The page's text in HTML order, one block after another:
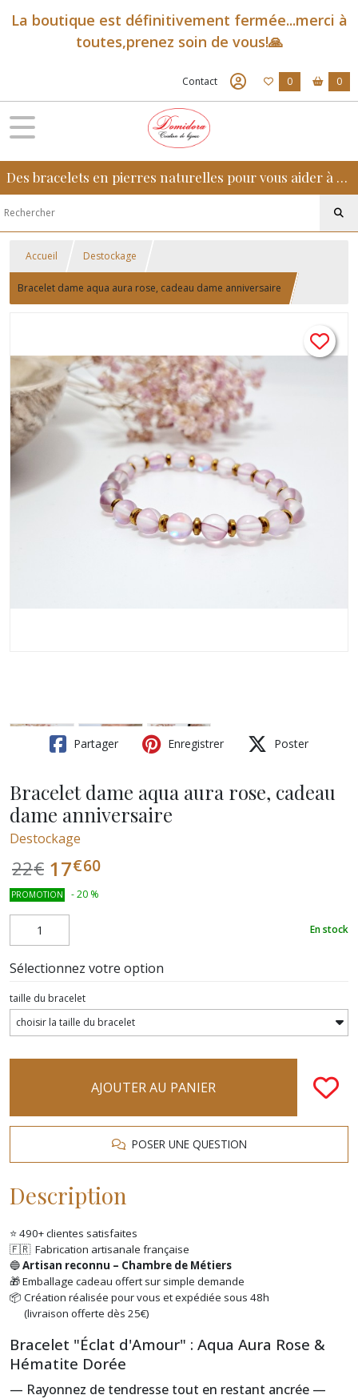
La boutique est définitivement fermée...merci à
toutes,prenez soin de vous!🙏
Contact 0 0
Des bracelets en pierres naturelles pour vous aider à retrouver sérénité, confiance et équilibre au quotidien
Accueil Destockage
Bracelet dame aqua aura rose, cadeau dame anniversaire
Partager Enregistrer Poster
Bracelet dame aqua aura rose, cadeau
dame anniversaire
Destockage
22€ 17€60
PROMOTION -20 %
En stock
Sélectionnez votre option
taille du bracelet
AJOUTER AU PANIER
POSER UNE QUESTION
Description
⭐ 490+ clientes satisfaites
🇫🇷 Fabrication artisanale française
🔵Artisan reconnu – Chambre de Métiers
🎁 Emballage cadeau offert sur simple demande
📦 Création réalisée pour vous et expédiée sous 48h
(livraison offerte dès 25€)
Bracelet "Éclat d'Amour" : Aqua Aura Rose &
Hématite Dorée
— Rayonnez de tendresse tout en restant ancrée —